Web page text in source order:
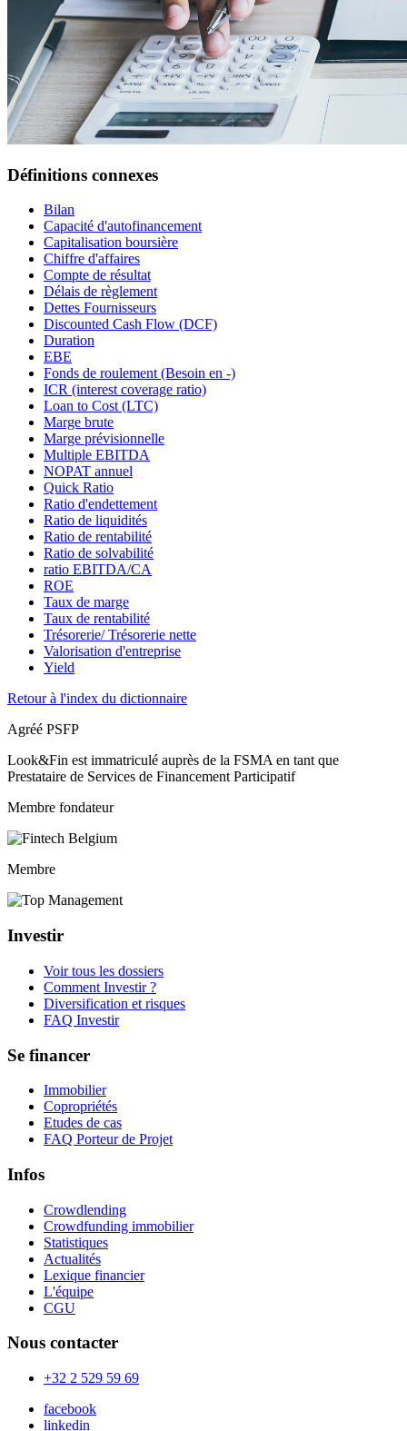
Définitions connexes
Bilan
Capacité d'autofinancement
Capitalisation boursière
Chiffre d'affaires
Compte de résultat
Délais de règlement
Dettes Fournisseurs
Discounted Cash Flow (DCF)
Duration
EBE
Fonds de roulement (Besoin en -)
ICR (interest coverage ratio)
Loan to Cost (LTC)
Marge brute
Marge prévisionnelle
Multiple EBITDA
NOPAT annuel
Quick Ratio
Ratio d'endettement
Ratio de liquidités
Ratio de rentabilité
Ratio de solvabilité
ratio EBITDA/CA
ROE
Taux de marge
Taux de rentabilité
Trésorerie/ Trésorerie nette
Valorisation d'entreprise
Yield
Retour à l'index du dictionnaire
Agréé PSFP
Look&Fin est immatriculé auprès de la FSMA en tant que
Prestataire de Services de Financement Participatif
Membre fondateur
Membre
Investir
Voir tous les dossiers
Comment Investir ?
Diversification et risques
FAQ Investir
Se financer
Immobilier
Copropriétés
Etudes de cas
FAQ Porteur de Projet
Infos
Crowdlending
Crowdfunding immobilier
Statistiques
Actualités
Lexique financier
L'équipe
CGU
Nous contacter
+32 2 529 59 69
facebook
linkedin